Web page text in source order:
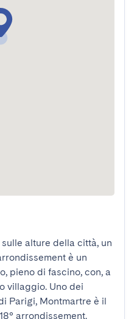
alture della città, un
è un
pieno di fascino, con, a
villaggio. Uno dei
Parigi, Montmartre è il
arrondissement.